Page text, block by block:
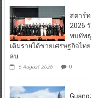
สตาร์ท
2026
พบทัพ
เติมรายได้ช่วยเศรษฐกิจไท
ลบ.
6 August 2026 0